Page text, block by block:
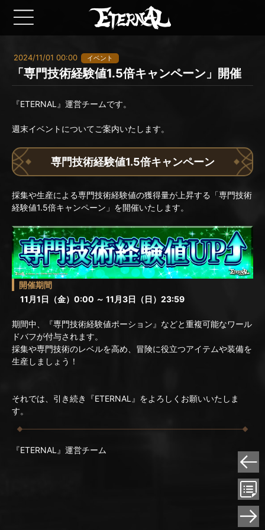
2024/11/01 00:00 イベント
「専門技術経験値1.5倍キャンペーン」開催
『ETERNAL』運営チームです。
週末イベントについてご案内いたします。
専門技術経験値1.5倍キャンペーン
採集や生産による専門技術経験値の獲得量が上昇する「専門技術
経験値1.5倍キャンペーン」を開催いたします。
開催期間
11月1日（金）0:00 ～ 11月3日（日）23:59
期間中、『専門技術経験値ポーション』などと重複可能なワール
ドバフが付与されます。
採集や専門技術のレベルを高め、冒険に役立つアイテムや装備を
生産しましょう！
それでは、引き続き『ETERNAL』をよろしくお願いいたしま
す。
『ETERNAL』運営チーム